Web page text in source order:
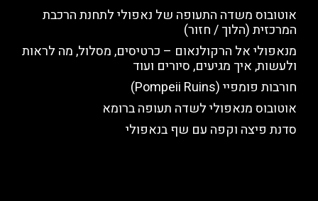
אוטובוס משדה התעופה של נאפולי לתחנת הרכבת
המרכזית (הלוך / חזור)
מנאפולי אל הרקולנאום – כרטיסים, מסלול, מה לראות
ולעשות, איך מגיעים, סיורים ועוד
חורבות פומפיי (Pompeii Ruins)
אוטובוס מנאפולי לשדה תעופה ברומא
סדנת פיצה וקפה עם שף בנאפולי